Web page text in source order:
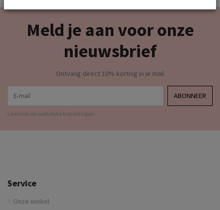
Meld je aan voor onze
nieuwsbrief
Ontvang direct 10% korting in je mail
ABONNEER
Lees hier de wettelijke beperkingen
Service
Onze winkel